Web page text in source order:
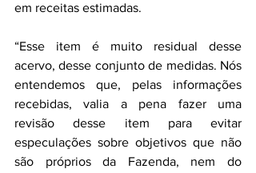
em receitas estimadas.
“Esse item é muito residual desse
acervo, desse conjunto de medidas. Nós
entendemos que, pelas informações
recebidas, valia a pena fazer uma
revisão desse item para evitar
especulações sobre objetivos que não
são próprios da Fazenda, nem do